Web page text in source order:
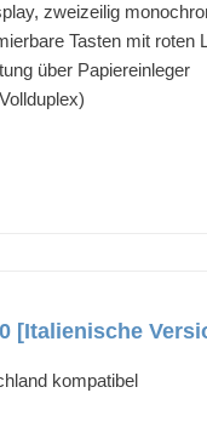
zweizeilig
Tasten mit roten
über Papiereinleger
[Italienische
kompatibel